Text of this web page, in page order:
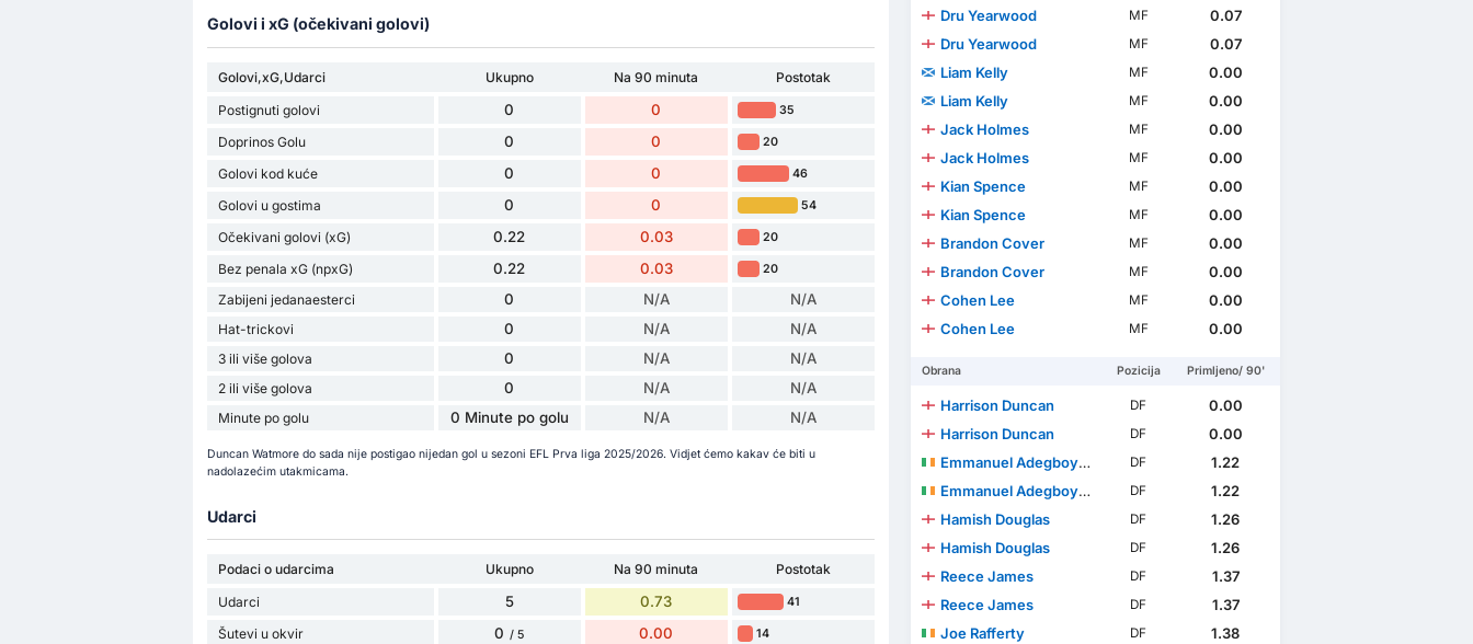
Golovi i xG (očekivani golovi)
Golovi,xG,Udarci Ukupno Na 90 minuta
Postotak
Postignuti golovi
0 0 35
Doprinos Golu 0 0 20
Golovi kod kuće 0 0 46
Golovi u gostima 0 0 54
Očekivani golovi (xG) 0.22 0.03 20
Bez penala xG (npxG) 0.22 0.03 20
Zabijeni jedanaesterci 0 N/A N/A
Hat-trickovi 0 N/A N/A
3 ili više golova 0 N/A N/A
2 ili više golova 0 N/A N/A
Minute po golu 0 Minute po golu N/A N/A
Duncan Watmore do sada nije postigao nijedan gol u sezoni EFL Prva liga 2025/2026. Vidjet ćemo kakav će biti u
nadolazećim utakmicama.
Udarci
Podaci o udarcima Ukupno Na 90 minuta
Postotak
Udarci
5 0.73 41
Šutevi u okvir 0 / 5 0.00 14
Dru Yearwood
MF
0.07
Dru Yearwood
MF
0.07
Liam Kelly
MF
0.00
Liam Kelly
MF
0.00
Jack Holmes
MF
0.00
Jack Holmes
MF
0.00
Kian Spence
MF
0.00
Kian Spence
MF
0.00
Brandon Cover
MF
0.00
Brandon Cover
MF
0.00
Cohen Lee
MF
0.00
Cohen Lee
MF 0.00
Obrana Pozicija Primljeno/ 90'
Harrison Duncan DF
0.00
Harrison Duncan
DF
0.00
Emmanuel Adegboyega
DF
1.22
Emmanuel Adegboyega
DF
1.22
Hamish Douglas
DF
1.26
Hamish Douglas
DF
1.26
Reece James
DF
1.37
Reece James
DF
1.37
Joe Rafferty
DF
1.38